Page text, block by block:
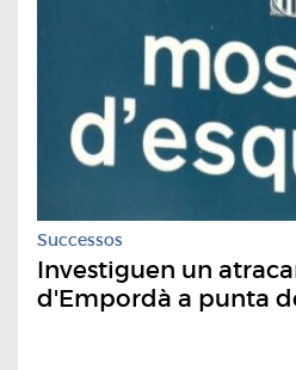
Successos
Investiguen un
d'Empordà a punta